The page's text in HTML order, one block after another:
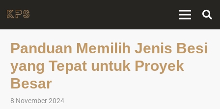
Panduan Memilih Jenis Besi
yang Tepat untuk Proyek
Besar
8 November 2024